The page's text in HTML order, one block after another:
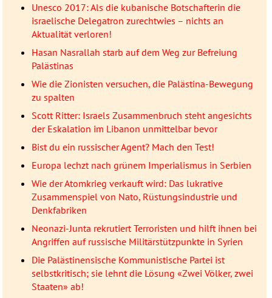
Unesco 2017: Als die kubanische Botschafterin die
israelische Delegatron zurechtwies – nichts an
Aktualität verloren!
Hasan Nasrallah starb auf dem Weg zur Befreiung
Palästinas
Wie die Zionisten versuchen, die Palästina-Bewegung
zu spalten
Scott Ritter: Israels Zusammenbruch steht angesichts
der Eskalation im Libanon unmittelbar bevor
Bist du ein russischer Agent? Mach den Test!
Europa lechzt nach grünem Imperialismus in Serbien
Wie der Atomkrieg verkauft wird: Das lukrative
Zusammenspiel von Nato, Rüstungsindustrie und
Denkfabriken
Neonazi-Junta rekrutiert Terroristen und hilft ihnen bei
Angriffen auf russische Militärstützpunkte in Syrien
Die Palästinensische Kommunistische Partei ist
selbstkritisch; sie lehnt die Lösung «Zwei Völker, zwei
Staaten» ab!